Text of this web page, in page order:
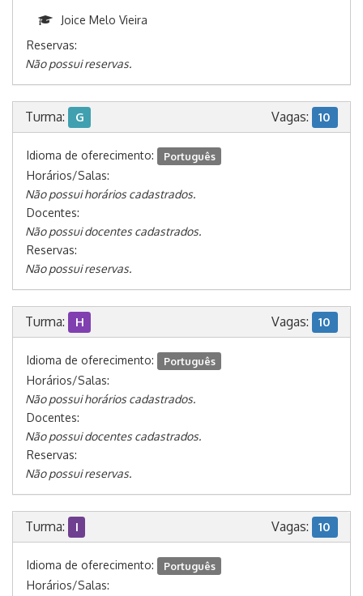
Joice Melo Vieira
Reservas:
Não possui reservas.
Turma: G Vagas: 10
Idioma de oferecimento: Português
Horários/Salas:
Não possui horários cadastrados.
Docentes:
Não possui docentes cadastrados.
Reservas:
Não possui reservas.
Turma: H Vagas: 10
Idioma de oferecimento: Português
Horários/Salas:
Não possui horários cadastrados.
Docentes:
Não possui docentes cadastrados.
Reservas:
Não possui reservas.
Turma: I Vagas: 10
Idioma de oferecimento: Português
Horários/Salas: